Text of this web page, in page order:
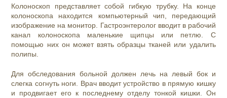
Колоноскоп представляет собой гибкую трубку. На конце
колоноскопа находится компьютерный чип, передающий
изображение на монитор. Гастроэнтеролог вводит в рабочий
канал колоноскопа маленькие щипцы или петлю. С
помощью них он может взять образцы тканей или удалить
полипы.
Для обследования больной должен лечь на левый бок и
слегка согнуть ноги. Врач вводит устройство в прямую кишку
и продвигает его к последнему отделу тонкой кишки. Он